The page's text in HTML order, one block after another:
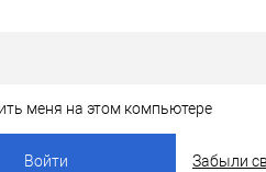
меня на этом компьютере
Забыли